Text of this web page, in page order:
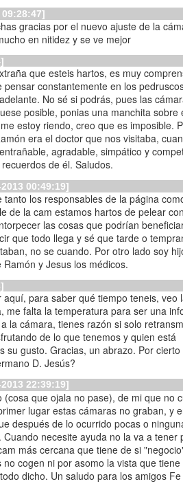
09:28:47]
gracias por el nuevo ajuste de la
en nitidez y se ve mejor
que esteis hartos, es muy
constantemente en los
No sé si podrás, pues las
posible, ponias una manchita sobre
estoy riendo, creo que es imposible.
era el doctor que nos visitaba,
agradable, simpático y
de él. Saludos.
00:49:19]
tanto los responsables de la página
de la cam estamos hartos de pelear
las cosas que podrían
que todo llega y sé que tarde o
no se cuando. Por otro lado soy
y Jesus los médicos.
para saber qué tiempo teneis, veo
me falta la temperatura para ser una
la cámara, tienes razón si solo
de lo que tenemos y quien está
su gusto. Gracias, un abrazo. Por
D. Jesús?
22:39:19]
lugar estas cámaras no graban, y
después de lo ocurrido pocas o
necesite ayuda no la va a tener
más cercana que tiene de si
cogen ni por asomo la vista que
dicho. Un saludo para los amigos